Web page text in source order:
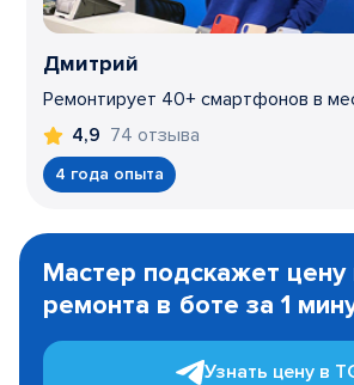
Дмитрий
Ремонтирует 40+ смартфонов в
4,9 74 отзыва
4 года опыта
1
Мастер подскажет цену
ремонта в боте за 1
Узнать цену в